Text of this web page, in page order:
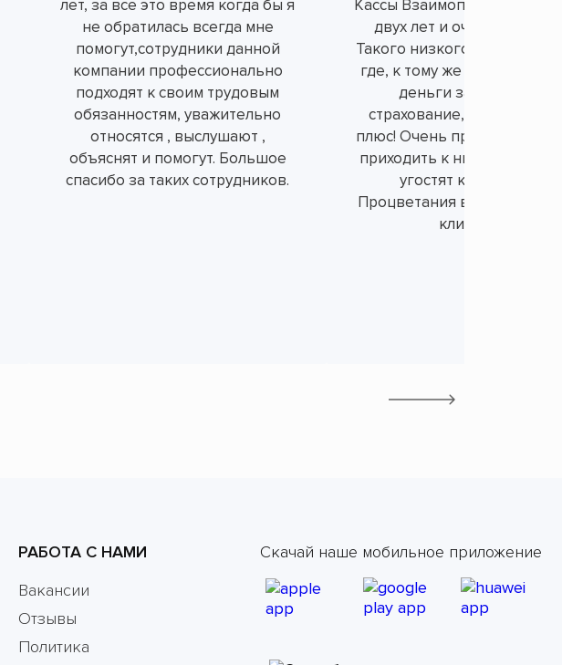
лет, за все это время когда бы я
не обратилась всегда мне
помогут,сотрудники данной
компании профессионально
подходят к своим трудовым
обязанностям, уважительно
относятся , выслушают ,
объяснят и помогут. Большое
спасибо за таких сотрудников.
Кассы Взаимопомощи уже
двух лет и очень
Такого низкого процента
где, к тому же не берут
деньги за не нужное
страхование, а это
плюс! Очень приятно и
приходить к ним в офис,
угостят конфетками.
Процветания вам и
клиентов!
РАБОТА С НАМИ
Вакансии
Отзывы
Политика
Скачай наше мобильное приложение